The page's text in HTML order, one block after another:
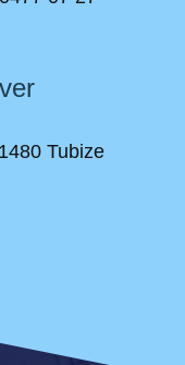
Tubize